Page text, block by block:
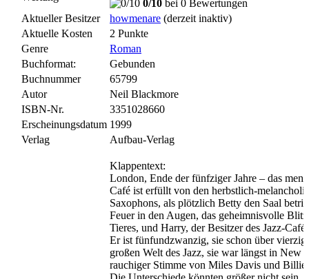
0/10 bei 0 Bewertungen
Aktueller Besitzer
howmenare (derzeit inaktiv)
Aktuelle Kosten
2 Punkte
Genre
Roman
Buchformat:
Gebunden
Buchnummer
65799
Autor
Neil Blackmore
ISBN-Nr.
3351028660
Erscheinungsdatum 1999
Verlag
Aufbau-Verlag
Klappentext:
London, Ende der fünfziger Jahre – das
Café ist erfüllt von den herbstlich-
Saxophons, als plötzlich Betty den Saal
Feuer in den Augen, das geheimnisvolle
Tieres, und Harry, der Besitzer des Jazz-
Er ist fünfundzwanzig, sie schon über
großen Welt des Jazz, sie war längst in New
rauchiger Stimme von Miles Davis und